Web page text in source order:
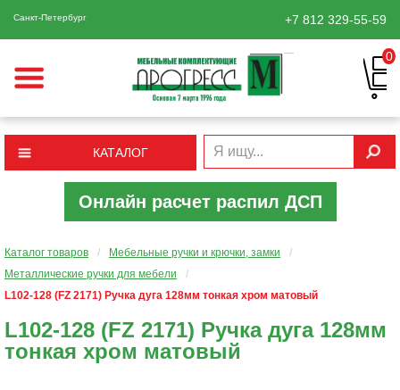
Санкт-Петербург +7 812 329-55-59
0
КАТАЛОГ
Онлайн расчет распил ДСП
Каталог товаров / Мебельные ручки и крючки, замки
/
Металлические ручки для мебели
/
L102-128 (FZ 2171) Ручка дуга 128мм тонкая хром матовый
L102-128 (FZ 2171) Ручка дуга 128мм
тонкая хром матовый